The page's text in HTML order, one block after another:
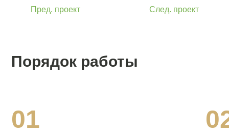
Пред. проект След. проект
Порядок работы
01